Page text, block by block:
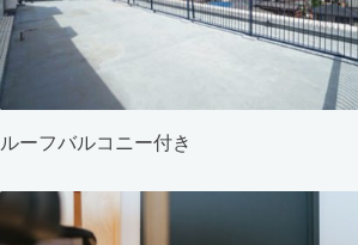
ルーフバルコニー付き